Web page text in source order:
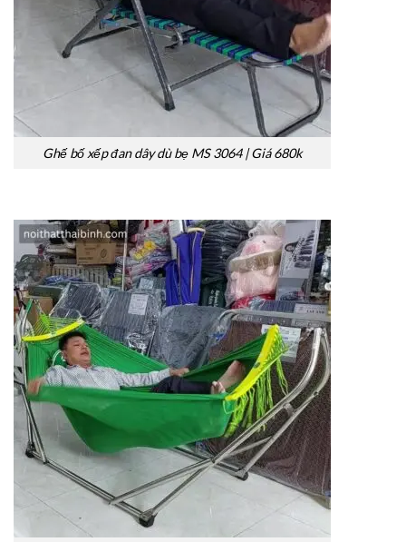
Ghế bố xếp đan dây dù bẹ MS 3064 | Giá 680k